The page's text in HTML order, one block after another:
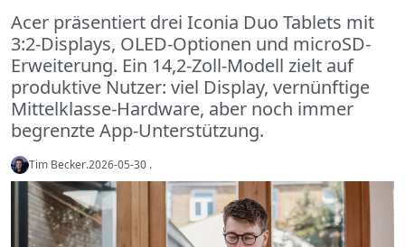
Acer präsentiert drei Iconia Duo Tablets mit
3:2-Displays, OLED-Optionen und microSD-
Erweiterung. Ein 14,2-Zoll-Modell zielt auf
produktive Nutzer: viel Display, vernünftige
Mittelklasse-Hardware, aber noch immer
begrenzte App-Unterstützung.
Tim Becker.2026-05-30 .